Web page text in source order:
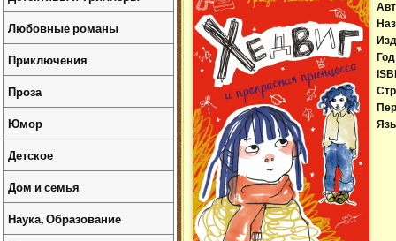
Любовные романы
Приключения
Проза
Юмор
Детское
Дом и семья
Наука, Образование